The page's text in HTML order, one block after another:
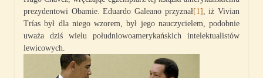
prezydentowi Obamie. Eduardo Galeano przyznał[1] , iż Vivian
Trías był dla niego wzorem, był jego nauczycielem, podobnie
uważa dziś wielu południowoamerykańskich intelektualistów
lewicowych.